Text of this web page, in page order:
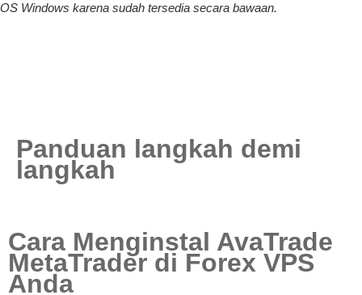
OS Windows karena sudah tersedia secara bawaan.
Panduan langkah demi
langkah
Cara Menginstal AvaTrade
MetaTrader di Forex VPS
Anda